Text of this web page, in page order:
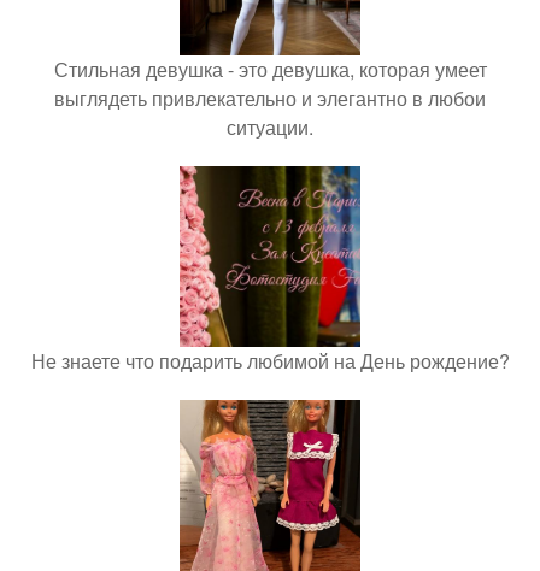
Стильная девушка - это девушка, которая умеет
выглядеть привлекательно и элегантно в любои
ситуации.
Не знаете что подарить любимой на День рождение?